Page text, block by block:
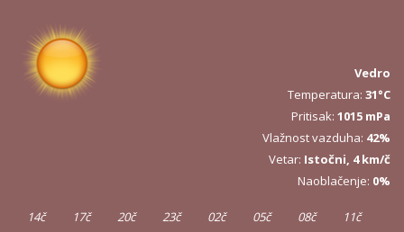
Vedro
Temperatura: 31°C
Pritisak: 1015 mPa
Vlažnost vazduha: 42%
Vetar: Istočni, 4 km/č
Naoblačenje: 0%
14č 17č 20č 23č 02č 05č 08č 11č